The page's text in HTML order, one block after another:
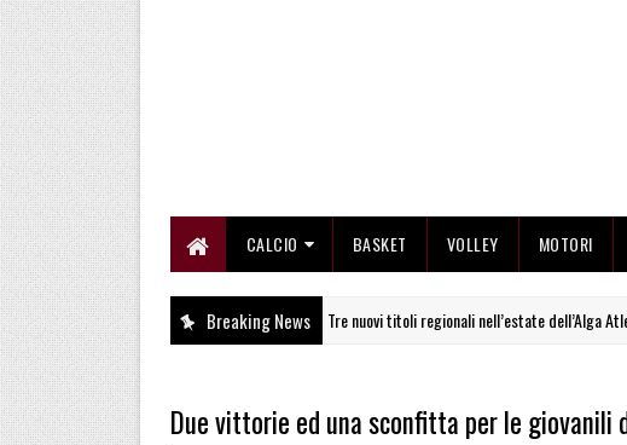
CALCIO BASKET VOLLEY MOTORI
Breaking News
ALTRI SPORT Tre nuovi titoli regionali nell’estate dell’Alga
Due vittorie ed una sconfitta per le giovanili